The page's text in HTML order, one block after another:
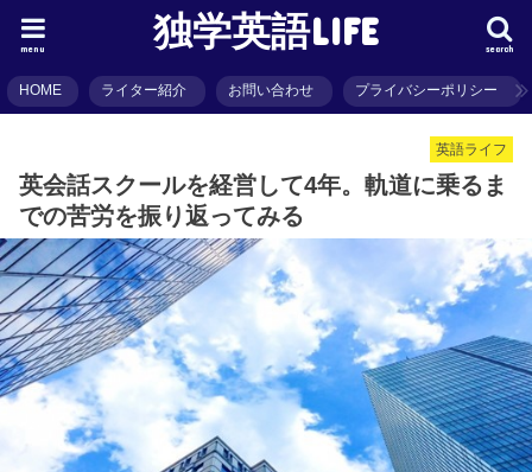
独学英語LIFE search
menu
HOME ライター紹介 お問い合わせ プライバシーポリシー
英語ライフ
英会話スクールを経営して4年。軌道に乗るま
での苦労を振り返ってみる